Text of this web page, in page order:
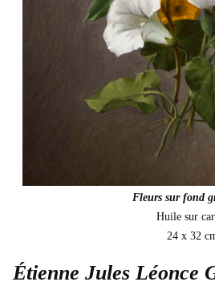
Fleurs sur fond
Huile sur
24 x 32
Étienne Jules Léonce